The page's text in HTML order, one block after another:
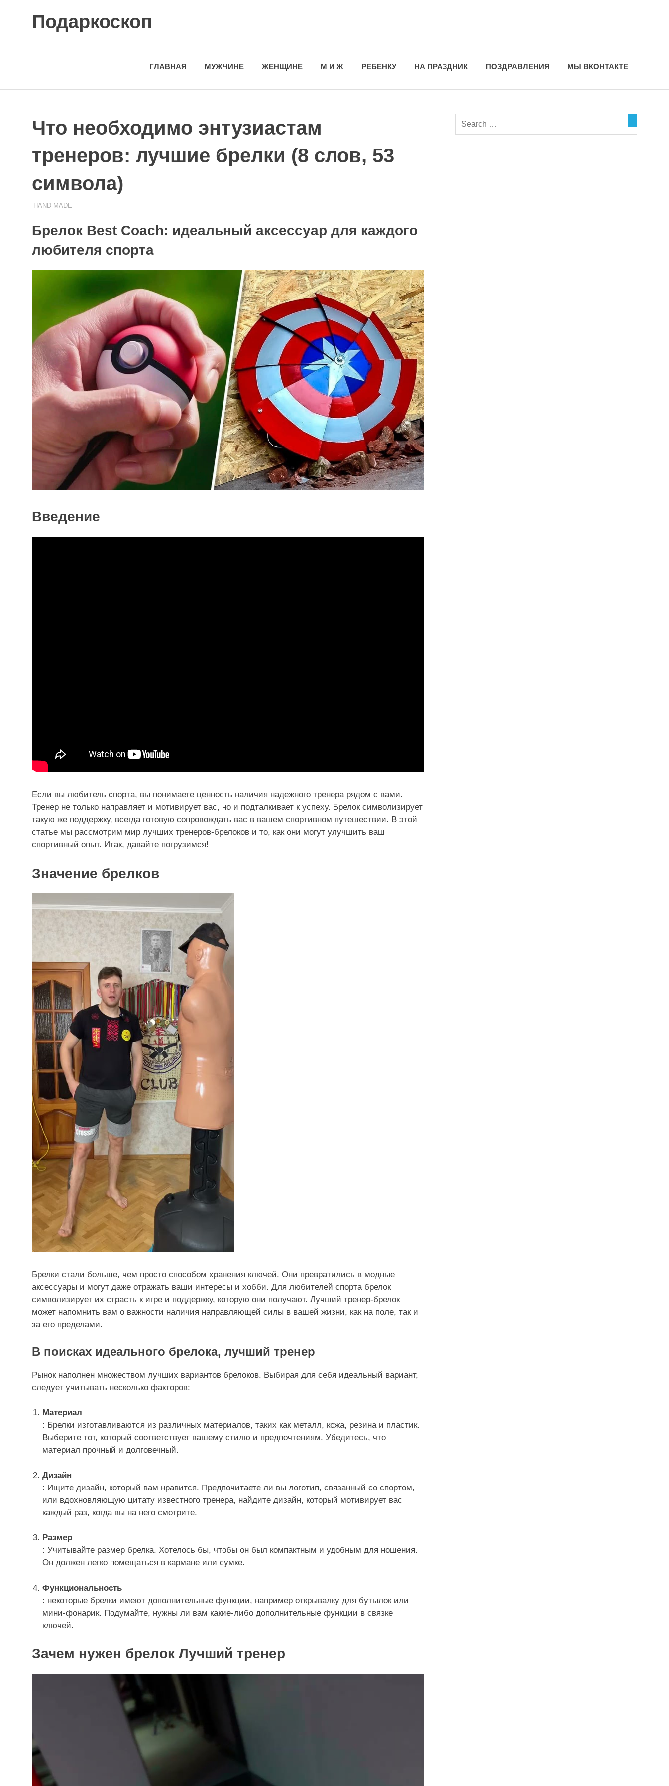
Подаркоскоп
ГЛАВНАЯ МУЖЧИНЕ ЖЕНЩИНЕ М И Ж РЕБЕНКУ НА ПРАЗДНИК ПОЗДРАВЛЕНИЯ МЫ ВКОНТАКТЕ
Что необходимо энтузиастам
тренеров: лучшие брелки (8 слов, 53
символа)
24.11.2023
ПОДАРЧЕК
HAND MADE
Брелок Best Coach: идеальный аксессуар для каждого
любителя спорта
Введение
Если вы любитель спорта, вы понимаете ценность наличия надежного тренера рядом с вами.
Тренер не только направляет и мотивирует вас, но и подталкивает к успеху. Брелок символизирует
такую ​​же поддержку, всегда готовую сопровождать вас в вашем спортивном путешествии. В этой
статье мы рассмотрим мир лучших тренеров-брелоков и то, как они могут улучшить ваш
спортивный опыт. Итак, давайте погрузимся!
Значение брелков
Брелки стали больше, чем просто способом хранения ключей. Они превратились в модные
аксессуары и могут даже отражать ваши интересы и хобби. Для любителей спорта брелок
символизирует их страсть к игре и поддержку, которую они получают. Лучший тренер-брелок
может напомнить вам о важности наличия направляющей силы в вашей жизни, как на поле, так и
за его пределами.
В поисках идеального брелока, лучший тренер
Рынок наполнен множеством лучших вариантов брелоков. Выбирая для себя идеальный вариант,
следует учитывать несколько факторов:
Материал
: Брелки изготавливаются из различных материалов, таких как металл, кожа, резина и пластик.
Выберите тот, который соответствует вашему стилю и предпочтениям. Убедитесь, что
материал прочный и долговечный.
Дизайн
: Ищите дизайн, который вам нравится. Предпочитаете ли вы логотип, связанный со спортом,
или вдохновляющую цитату известного тренера, найдите дизайн, который мотивирует вас
каждый раз, когда вы на него смотрите.
Размер
: Учитывайте размер брелка. Хотелось бы, чтобы он был компактным и удобным для ношения.
Он должен легко помещаться в кармане или сумке.
Функциональность
: некоторые брелки имеют дополнительные функции, например открывалку для бутылок или
мини-фонарик. Подумайте, нужны ли вам какие-либо дополнительные функции в связке
ключей.
Зачем нужен брелок Лучший тренер